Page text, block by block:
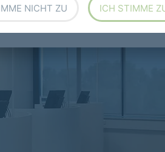
NICHT ZU ICH STIMME